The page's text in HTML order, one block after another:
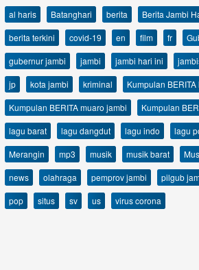
al haris Batanghari berita Berita Jambi
berita terkini
covid-19 en film fr
gubernur jambi
jambi jambi hari ini
jp
kota jambi kriminal
Kumpulan
Kumpulan BERITA muaro jambi
Kumpulan
lagu barat
lagu dangdut lagu indo lagu
Merangin
mp3 musik musik barat
news
olahraga pemprov jambi pilgub
pop
situs sv us virus corona